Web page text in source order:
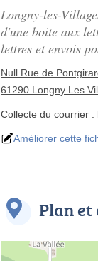
Longny-les-
d'une boite aux
lettres et envois
Null Rue de
61290 Longny Les
Collecte du courrier :
Améliorer cette
Plan et